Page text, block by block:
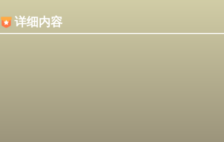
详细内容